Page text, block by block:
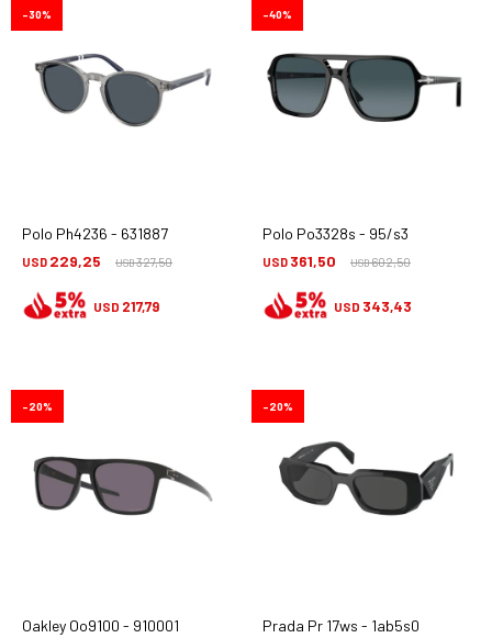
Polo Ph4236 - 631887
USD 229,25 USD327,50
30
USD 217,79
Polo Po3328s - 95/s3
USD 361,50 USD602,50
40
USD 343,43
Oakley Oo9100 - 910001
20
Prada Pr 17ws - 1ab5s0
20